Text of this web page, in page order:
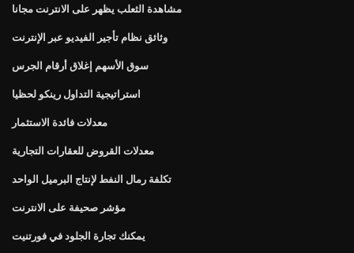
مشاهدة الثعلب يظهر على الانترنت مجانا
وثائق نظام تأجير الفيديو عبر الإنترنت
سوق الأسهم إغلاق أرقام الجرس
استراتيجية التداول رينكو لحظيا
معدلات فائدة الاستثمار
معدلات القروض للعقارات التجارية
تكلفة رمال النفط لإنتاج البرميل الواحد
مؤشر صحيفة على الانترنت
يمكنك تجارة الجلود في فورتنيت